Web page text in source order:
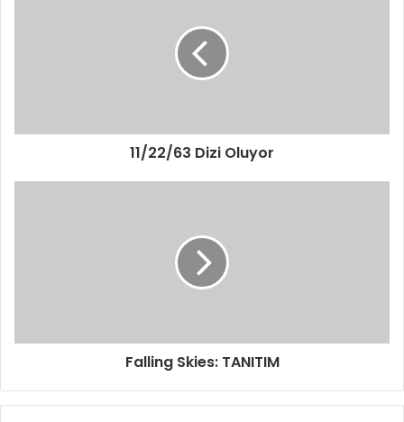
11/22/63 Dizi Oluyor
Falling Skies: TANITIM